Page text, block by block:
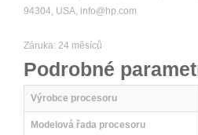
94304, USA, info@hp.com
Záruka: 24 měsíců
Podrobné
Výrobce procesoru
Modelová řada procesoru